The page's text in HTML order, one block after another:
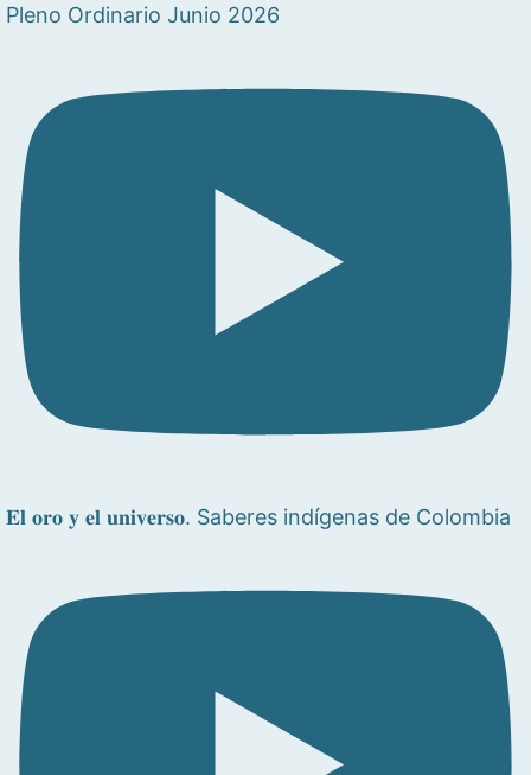
Pleno Ordinario Junio 2026
𝐄𝐥 𝐨𝐫𝐨 𝐲 𝐞𝐥 𝐮𝐧𝐢𝐯𝐞𝐫𝐬𝐨. Saberes indígenas de Colombia